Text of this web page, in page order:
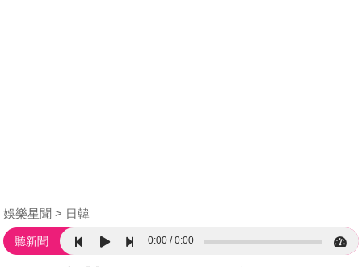
娛樂星聞 日韓
聽新聞 0:00 0:00